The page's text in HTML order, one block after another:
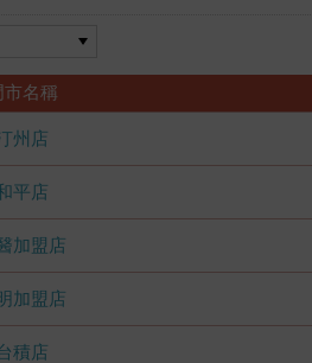
市名稱
州店
平店
加盟店
加盟店
積店